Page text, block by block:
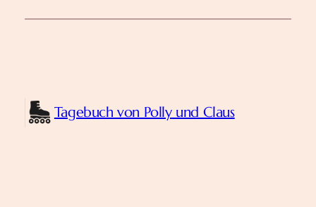
Tagebuch von Polly und Claus